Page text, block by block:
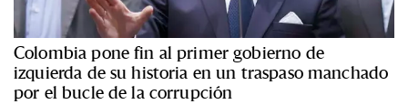
Colombia pone fin al primer gobierno de
izquierda de su historia en un traspaso manchado
por el bucle de la corrupción